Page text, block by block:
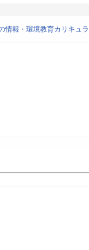
情報・環境教育カリキュ